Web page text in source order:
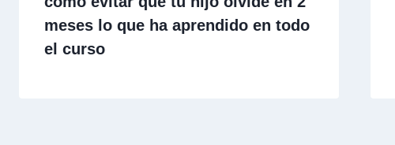
meses lo que ha aprendido en todo
el curso